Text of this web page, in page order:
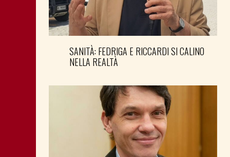
SANITÀ: FEDRIGA E RICCARDI SI CALINO
NELLA REALTÀ